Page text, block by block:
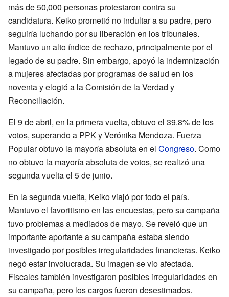
más de 50,000 personas protestaron contra su
candidatura. Keiko prometió no indultar a su padre, pero
seguiría luchando por su liberación en los tribunales.
Mantuvo un alto índice de rechazo, principalmente por el
legado de su padre. Sin embargo, apoyó la indemnización
a mujeres afectadas por programas de salud en los
noventa y elogió a la Comisión de la Verdad y
Reconciliación.
El 9 de abril, en la primera vuelta, obtuvo el 39.8% de los
votos, superando a PPK y Verónika Mendoza. Fuerza
Popular obtuvo la mayoría absoluta en el Congreso. Como
no obtuvo la mayoría absoluta de votos, se realizó una
segunda vuelta el 5 de junio.
En la segunda vuelta, Keiko viajó por todo el país.
Mantuvo el favoritismo en las encuestas, pero su campaña
tuvo problemas a mediados de mayo. Se reveló que un
importante aportante a su campaña estaba siendo
investigado por posibles irregularidades financieras. Keiko
negó estar involucrada. Su imagen se vio afectada.
Fiscales también investigaron posibles irregularidades en
su campaña, pero los cargos fueron desestimados.